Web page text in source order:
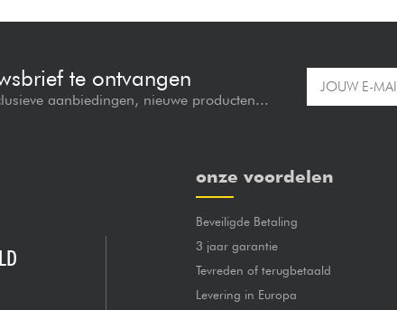
te ontvangen
aanbiedingen, nieuwe producten...
onze voordelen
Beveiligde Betaling
3 jaar garantie
Tevreden of terugbetaald
Levering in Europa